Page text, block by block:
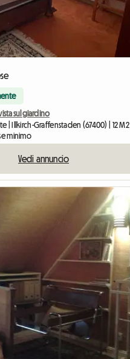
sul giardino
| Illkirch-Graffenstaden (67400) | 12 M2
minimo
Vedi annuncio